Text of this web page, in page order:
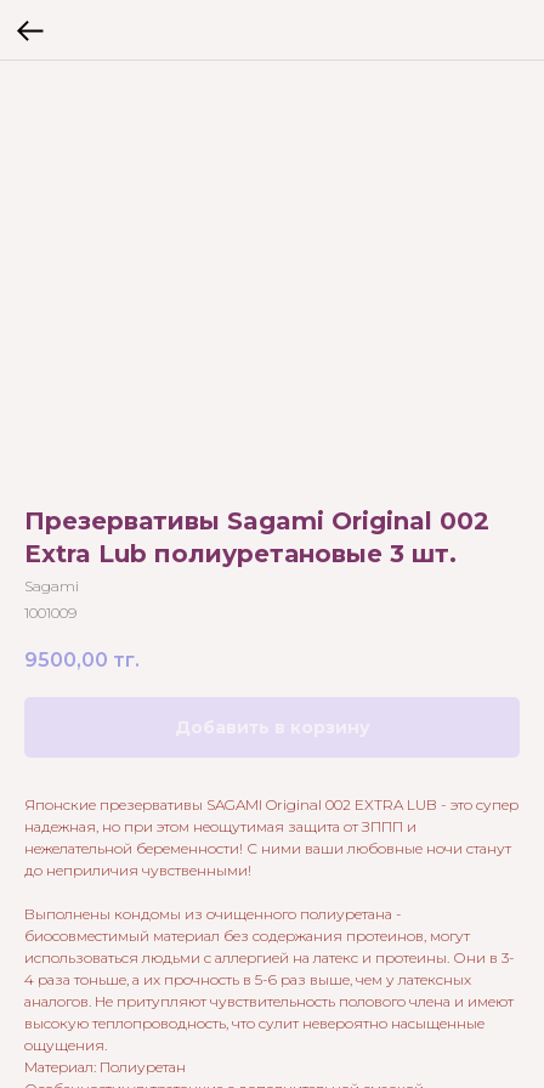
Презервативы Sagami Original 002
Extra Lub полиуретановые 3 шт.
Sagami
1001009
9500,00 тг.
Японские презервативы SAGAMI Original 002 EXTRA LUB - это супер
надежная, но при этом неощутимая защита от ЗППП и
нежелательной беременности! С ними ваши любовные ночи станут
до неприличия чувственными!
Выполнены кондомы из очищенного полиуретана -
биосовместимый материал без содержания протеинов, могут
использоваться людьми с аллергией на латекс и протеины. Они в 3-
4 раза тоньше, а их прочность в 5-6 раз выше, чем у латексных
аналогов. Не притупляют чувствительность полового члена и имеют
высокую теплопроводность, что сулит невероятно насыщенные
ощущения.
Материал: Полиуретан